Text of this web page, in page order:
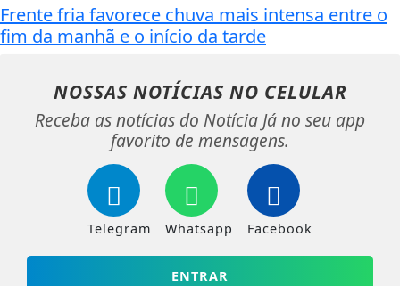
Frente fria favorece chuva mais intensa entre o
fim da manhã e o início da tarde
NOSSAS NOTÍCIAS NO CELULAR
Receba as notícias do Notícia Já no seu app
favorito de mensagens.
Telegram Whatsapp Facebook
ENTRAR